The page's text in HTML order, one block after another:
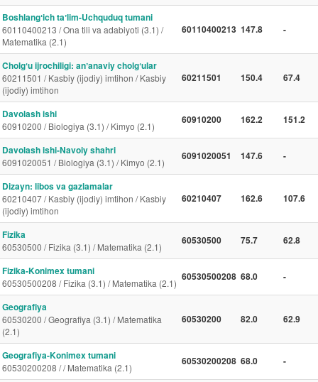
Boshlangʻich taʼlim-Uchquduq tumani
60110400213 / Ona tili va adabiyoti (3.1) /
Matematika (2.1)
60110400213 147.8 -
Cholgʻu ijrochiligi: anʼanaviy cholgʻular
60211501 / Kasbiy (ijodiy) imtihon / Kasbiy
(ijodiy) imtihon
60211501 150.4 67.4
Davolash ishi
60910200 / Biologiya (3.1) / Kimyo (2.1)
60910200 162.2 151.2
Davolash ishi-Navoiy shahri
6091020051 / Biologiya (3.1) / Kimyo (2.1)
6091020051 147.6 -
Dizayn: libos va gazlamalar
60210407 / Kasbiy (ijodiy) imtihon / Kasbiy
(ijodiy) imtihon
60210407 162.6 107.6
Fizika
60530500 / Fizika (3.1) / Matematika (2.1)
60530500 75.7 62.8
Fizika-Konimex tumani
60530500208 / Fizika (3.1) / Matematika (2.1)
60530500208 68.0 -
Geografiya
60530200 / Geografiya (3.1) / Matematika
(2.1)
60530200 82.0 62.9
Geografiya-Konimex tumani
60530200208 / / Matematika (2.1)
60530200208 68.0 -